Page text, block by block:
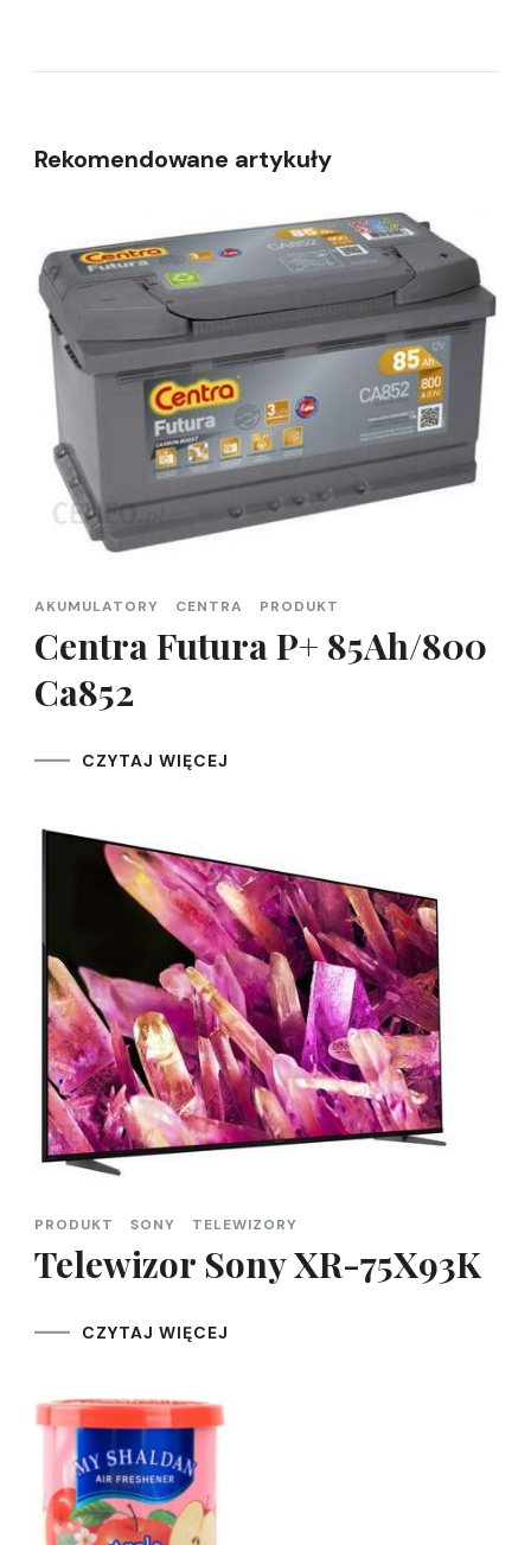
Rekomendowane artykuły
AKUMULATORY CENTRA PRODUKT
Centra Futura P+ 85Ah/800
Ca852
CZYTAJ WIĘCEJ
PRODUKT SONY TELEWIZORY
Telewizor Sony XR-75X93K
CZYTAJ WIĘCEJ